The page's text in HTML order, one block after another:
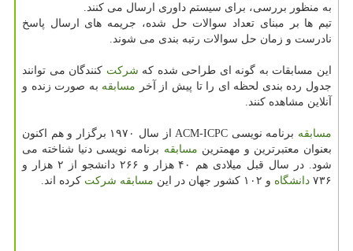
به منظور بررسی، برای سیستم داوری ارسال می كنند.
تیم ها بر مبنای تعداد سوالات حل شده، جریمه های ارسال پاسخ
نادرست و زمان حل سوالات رتبه بندی می شوند.
این مسابقات به گونه ای طراحی شده كه شركت كنندگان می توانند
جدول رده بندی لحظه ای را تا پیش از آخر مسابقه به صورت زنده و
آنلاین مشاهده كنند.
مسابقه
برنامه نویسی ACM-ICPC از سال ۱۹۷۰ برگزار و هم اكنون
بعنوان معتبرترین و مهمترین مسابقه برنامه نویسی دنیا شناخته می
شود. در سال قبل میلادی هم ۴۰ هزار و ۲۶۶ دانشجو از ۲ هزار و
۷۳۶ دانشگاه و ۱۰۲ كشور جهان در این مسابقه شركت كرده اند.